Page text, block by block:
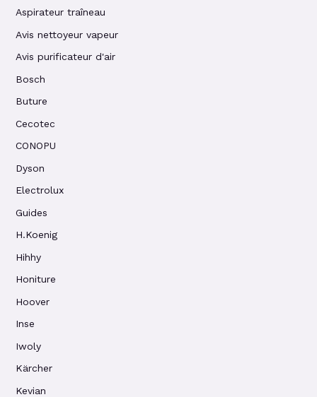
Aspirateur traîneau
Avis nettoyeur vapeur
Avis purificateur d'air
Bosch
Buture
Cecotec
CONOPU
Dyson
Electrolux
Guides
H.Koenig
Hihhy
Honiture
Hoover
Inse
Iwoly
Kärcher
Kevian